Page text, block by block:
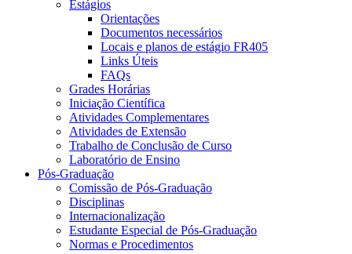
Estágios
Orientações
Documentos necessários
Locais e planos de estágio FR405
Links Úteis
FAQs
Grades Horárias
Iniciação Científica
Atividades Complementares
Atividades de Extensão
Trabalho de Conclusão de Curso
Laboratório de Ensino
Pós-Graduação
Comissão de Pós-Graduação
Disciplinas
Internacionalização
Estudante Especial de Pós-Graduação
Normas e Procedimentos